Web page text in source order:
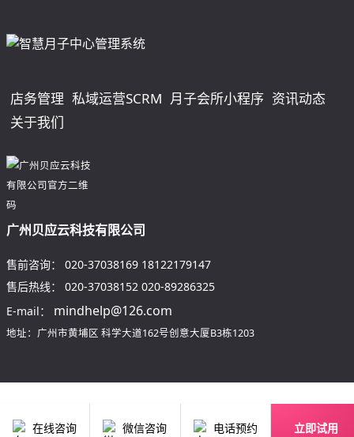
在线咨询 微信咨询 电话预约 立即试用
店务管理 私域运营SCRM 月子会所小程序 资讯动态
关于我们
广州贝应云科技有限公司
售前咨询： 020-37038169 18122179147
售后热线：
020-37038152 020-89286325
E-mail：
mindhelp@126.com
地址：广州市黄埔区 科学大道162号创意大厦B3栋1203